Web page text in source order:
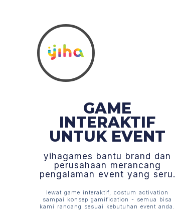
GAME
INTERAKTIF
UNTUK EVENT
yihagames bantu brand dan
perusahaan merancang
pengalaman event yang seru.
lewat game interaktif, costum activation
sampai konsep gamification - semua bisa
kami rancang sesuai kebutuhan event anda.